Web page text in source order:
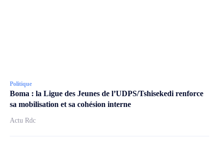
Politique
Boma : la Ligue des Jeunes de l’UDPS/Tshisekedi renforce
sa mobilisation et sa cohésion interne
Actu Rdc